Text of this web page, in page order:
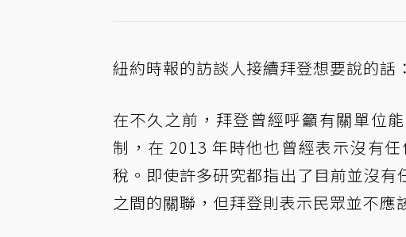
紐約時報的訪談人接續拜登想要說的話
在不久之前，拜登曾經呼籲有關單位
制，在 2013 年時他也曾經表示沒有
稅。即使許多研究都指出了目前並沒
之間的關聯，但拜登則表示民眾並不應